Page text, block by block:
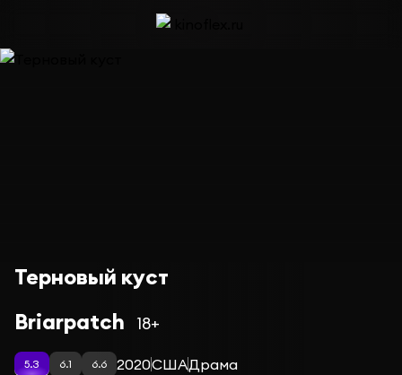
Терновый куст
Briarpatch
18+
5.3 6.1 6.6 2020СШАДрама